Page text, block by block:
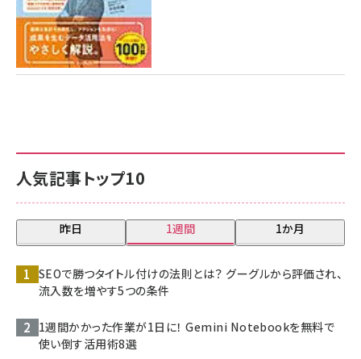
人気記事トップ10
昨日 1週間 1か月
SEOで勝つタイトル付けの法則とは？ グーグルから評価され、
流入数を増やす5つの条件
1週間かかった作業が1日に！ Gemini Notebookを無料で
使い倒す活用術8選